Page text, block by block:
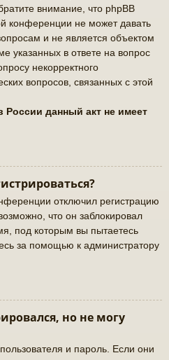
внимание, что phpBB
конференции не может давать
и не является объектом
указанных в ответе на вопрос
некорректного
вопросов, связанных с этой
России данный акт не имеет
отключил регистрацию
что он заблокировал
под которым вы пытаетесь
за помощью к администратору
но не могу
и пароль. Если они